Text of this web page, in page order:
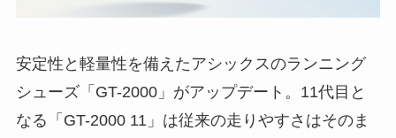
安定性と軽量性を備えたアシックスのランニング
シューズ「GT-2000」がアップデート。11代目と
なる「GT-2000 11」は従来の走りやすさはそのま